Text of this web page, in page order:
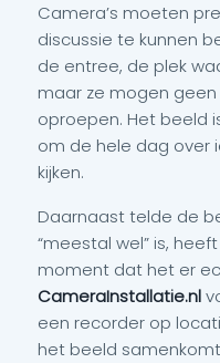
Camera’s moeten
discussie te kunnen
de entree, de plek
maar ze mogen
oproepen. Het beeld
om de hele dag over
kijken.
Daarnaast telde de
“meestal wel” is,
moment dat het er
CameraInstallatie.nl
een recorder op
het beeld